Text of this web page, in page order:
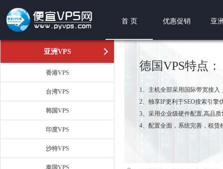
首 页 优惠促销 亚
亚洲VPS
香港VPS
台湾VPS
韩国VPS
印度VPS
沙特VPS
泰国VPS
德国VPS特点：
1、主机全部采用国际带宽接
2、独享IP更利于SEO搜索引擎
3、采用企业级硬件配置,高品
4、配置全面，系统完善，租